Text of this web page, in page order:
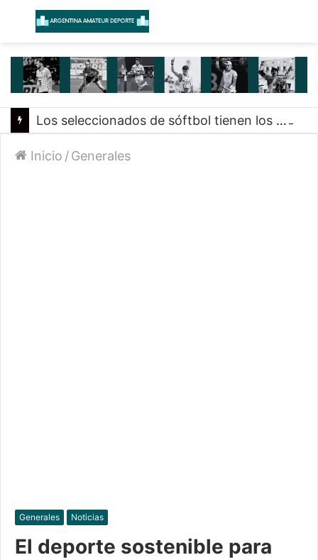
Menú
Los seleccionados de sóftbol tienen los convocados para los Juegos Suramericanos 2026
Inicio /Generales
Generales Noticias
El deporte sostenible para